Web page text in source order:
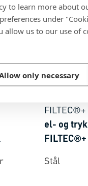
to learn more about
under
allow us to our use of
only necessary
BN 37652
FILTEC®+
el- og
Stål